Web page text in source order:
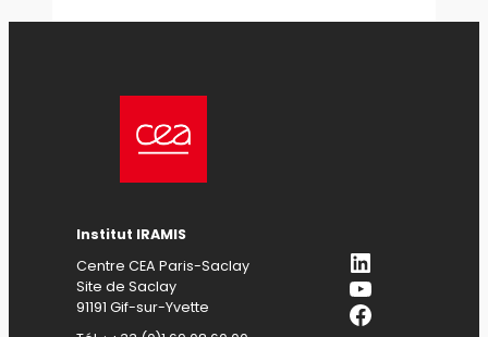
Institut IRAMIS
Centre CEA Paris-Saclay
Site de Saclay
91191 Gif-sur-Yvette
LinkedIn
YouTube
Facebook